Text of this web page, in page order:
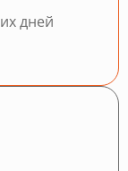
дней